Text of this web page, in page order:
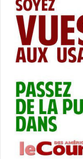
La campagne
déraille quand il se
amoureux.
Un film de Jason
Dever, Hugh
[ot-video type=
url= »https://